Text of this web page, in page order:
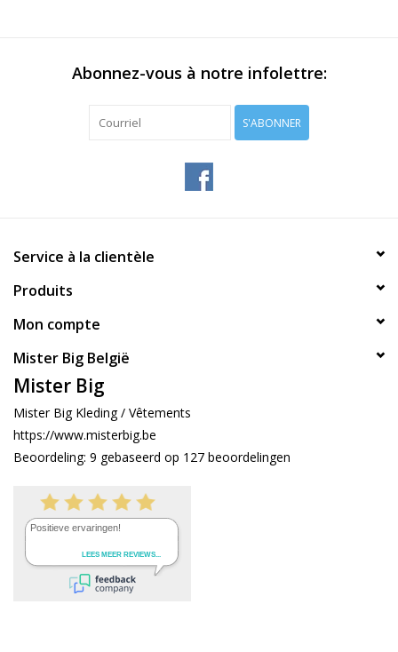
Abonnez-vous à notre infolettre:
S'ABONNER
Service à la clientèle
Produits
Mon compte
Mister Big België
Mister Big
Mister Big Kleding / Vêtements
https://www.misterbig.be
Beoordeling: 9 gebaseerd op 127 beoordelingen